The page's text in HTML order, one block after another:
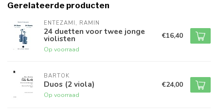
Gerelateerde producten
ENTEZAMI, RAMIN
24 duetten voor twee jonge
violisten
Op voorraad
€16,40
BARTOK
Duos (2 viola)
Op voorraad
€24,00